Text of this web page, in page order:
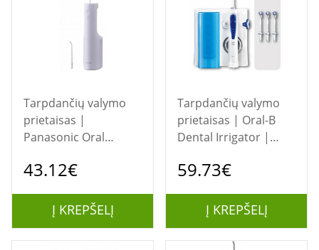
Tarpdančių valymo
prietaisas |
Panasonic Oral
V303 | Cordless | 200
heads 2 | White
43.12€
Į KREPŠELĮ
Tarpdančių valymo
prietaisas | Oral-B
Dental Irrigator |
| Number of heads 2
59.73€
Į KREPŠELĮ